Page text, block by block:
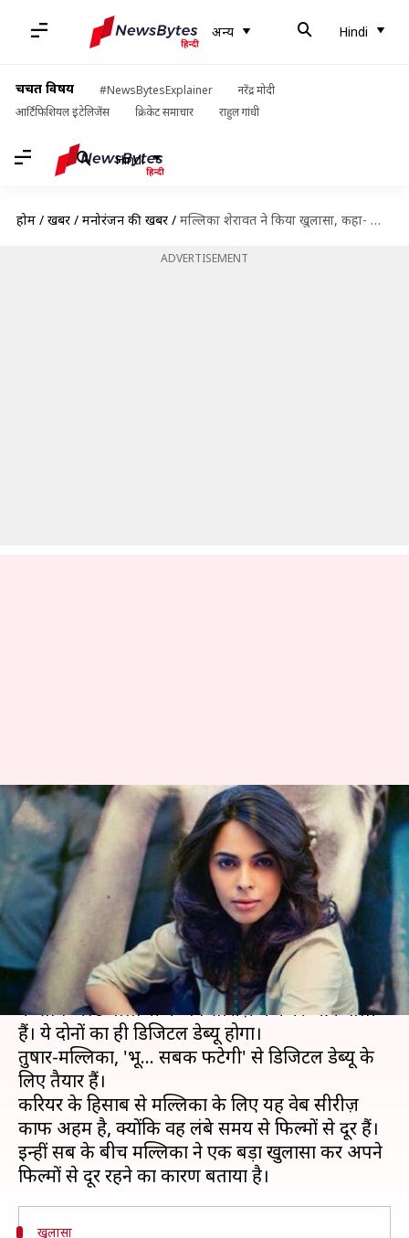
अन्य Hindi
चर्चित विषय #NewsBytesExplainer
नरेंद्र मोदी
आर्टिफिशियल इंटेलिजेंस
क्रिकेट समाचार राहुल गांधी
Hindi
होम / खबरें / मनोरंजन की खबरें / मल्लिका शेरावत ने किया खुलासा, कहा- किसी हीरो को डेट नहीं किया, इसलिए फिल्में नहीं मिली
ADVERTISEMENT
मल्लिका शेरावत ने किया खुलासा,
कहा- किसी हीरो को डेट नहीं किया,
इसलिए फिल्में नहीं मिली
स्वाति पाण्डेय Jun 28, 2019 08:40 am
क्या है खबर?
बॉलीवुड की बोल्ड अभिनेत्री मल्लिका शेरावत, तुषार कपूर
के साथ अल्ट बालाजी की वेब सीरीज़ में नजर आने वाली
हैं। ये दोनों का ही डिजिटल डेब्यू होगा।
तुषार-मल्लिका, 'भू... सबकी फटेगी' से डिजिटल डेब्यू के
लिए तैयार हैं।
करियर के हिसाब से मल्लिका के लिए यह वेब सीरीज़
काफी अहम है, क्योंकि वह लंबे समय से फिल्मों से दूर हैं।
इन्हीं सब के बीच मल्लिका ने एक बड़ा खुलासा कर अपने
खुलासा